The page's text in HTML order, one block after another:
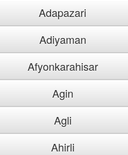
Adapazari
Adiyaman
Afyonkarahisar
Agin
Agli
Ahirli